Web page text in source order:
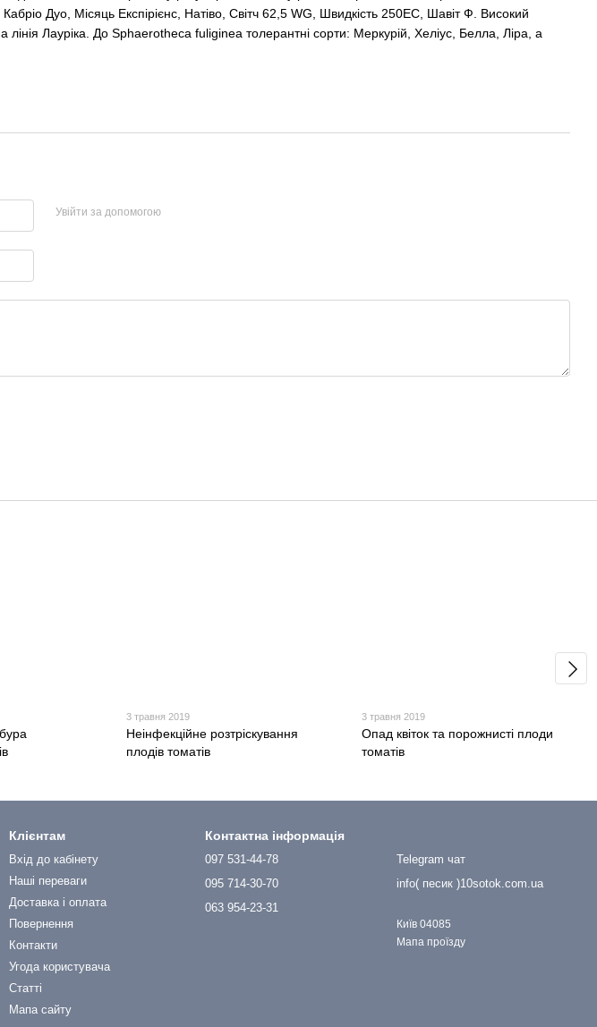
Дуо, Місяць Експірієнс, Натіво, Світч 62,5 WG, Швидкість 250ЕС, Шавіт Ф. Високий
лінія Лауріка. До Sphaerotheca fuliginea толерантні сорти: Меркурій, Хеліус, Белла, Ліра, а
Увійти за допомогою
3 травня 2019
Неінфекційне розтріскування
плодів томатів
3 травня 2019
Опад квіток та порожнисті плоди
томатів
Клієнтам
Вхід до кабінету
Наші переваги
Доставка і оплата
Повернення
Контакти
Угода користувача
Статті
Мапа сайту
Контактна інформація
097 531-44-78
095 714-30-70
063 954-23-31
Telegram чат
info( песик )10sotok.com.ua
Київ 04085
Мапа проїзду